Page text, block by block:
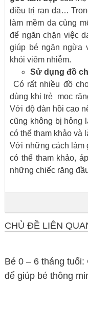
điều trị rạn da…
làm mềm da cùng
để ngăn chặn việc
giúp bé ngăn ngừa
khỏi viêm nhiễm.
Sử dụng đồ
Có rất nhiều đồ
dùng khi trẻ mọc
Với độ đàn hồi cao
cũng không bị hỏng
có thể tham khảo và
Với những cách làm
có thể tham khảo,
những chiếc răng
CHỦ ĐỀ LIÊN
Bé 0 – 6 tháng tuổi:
để giúp bé thông